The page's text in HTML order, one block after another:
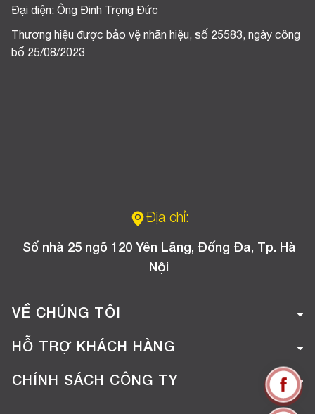
Đại diện: Ông Đinh Trọng Đức
Thương hiệu được bảo vệ nhãn hiệu, số 25583, ngày công
bố 25/08/2023
Địa chỉ:
Số nhà 25 ngõ 120 Yên Lãng, Đống Đa, Tp. Hà
Nội
VỀ CHÚNG TÔI
Giới thiệu công ty
Tuyển dụng
HỖ TRỢ KHÁCH HÀNG
Hướng dẫn mua hàng online
CHÍNH SÁCH CÔNG TY